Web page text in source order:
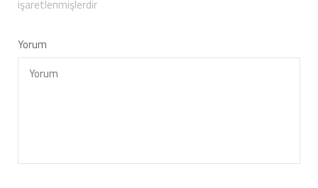
işaretlenmişlerdir
Yorum